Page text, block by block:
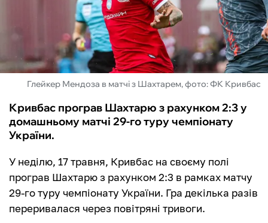
БУКМЕКЕРИ
Глейкер Мендоза в матчі з Шахтарем, фото: ФК Кривбас
Кривбас програв Шахтарю з рахунком 2:3 у
домашньому матчі 29-го туру чемпіонату
України.
У неділю, 17 травня, Кривбас на своєму полі
програв Шахтарю з рахунком 2:3 в рамках матчу
29-го туру чемпіонату України. Гра декілька разів
переривалася через повітряні тривоги.